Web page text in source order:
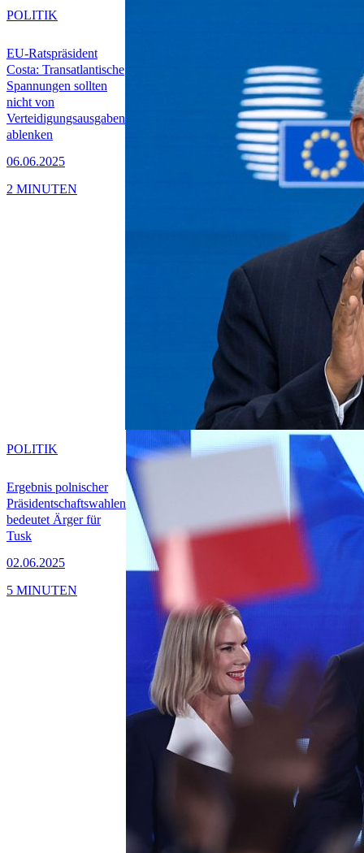
EU-Ratspräsident
Costa: Transatlantische
Spannungen sollten
nicht von
Verteidigungsausgaben
ablenken
06.06.2025
POLITIK
2 MINUTEN
Ergebnis polnischer
Präsidentschaftswahlen
bedeutet Ärger für
Tusk
02.06.2025
POLITIK
5 MINUTEN